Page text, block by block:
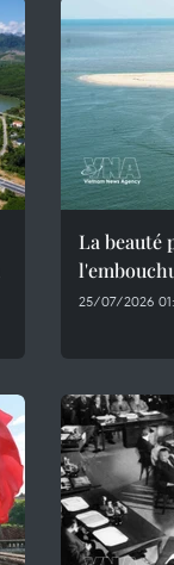
La beauté
25/07/2026